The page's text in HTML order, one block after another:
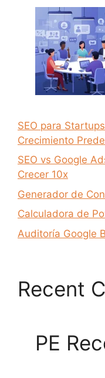
SEO para
Crecimiento
SEO vs Google
Crecer 10x
Generador de
Calculadora de
Auditoría Google
Recent
PE